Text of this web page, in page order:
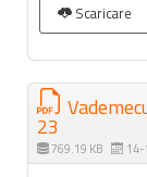
Scaricare
23
769.19 KB